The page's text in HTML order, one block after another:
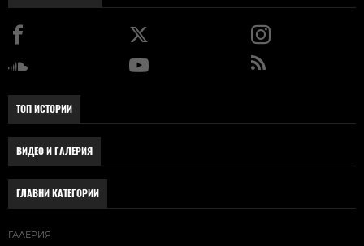
ТОП ИСТОРИИ
ВИДЕО И ГАЛЕРИЯ
ГЛАВНИ КАТЕГОРИИ
ГАЛЕРИЯ